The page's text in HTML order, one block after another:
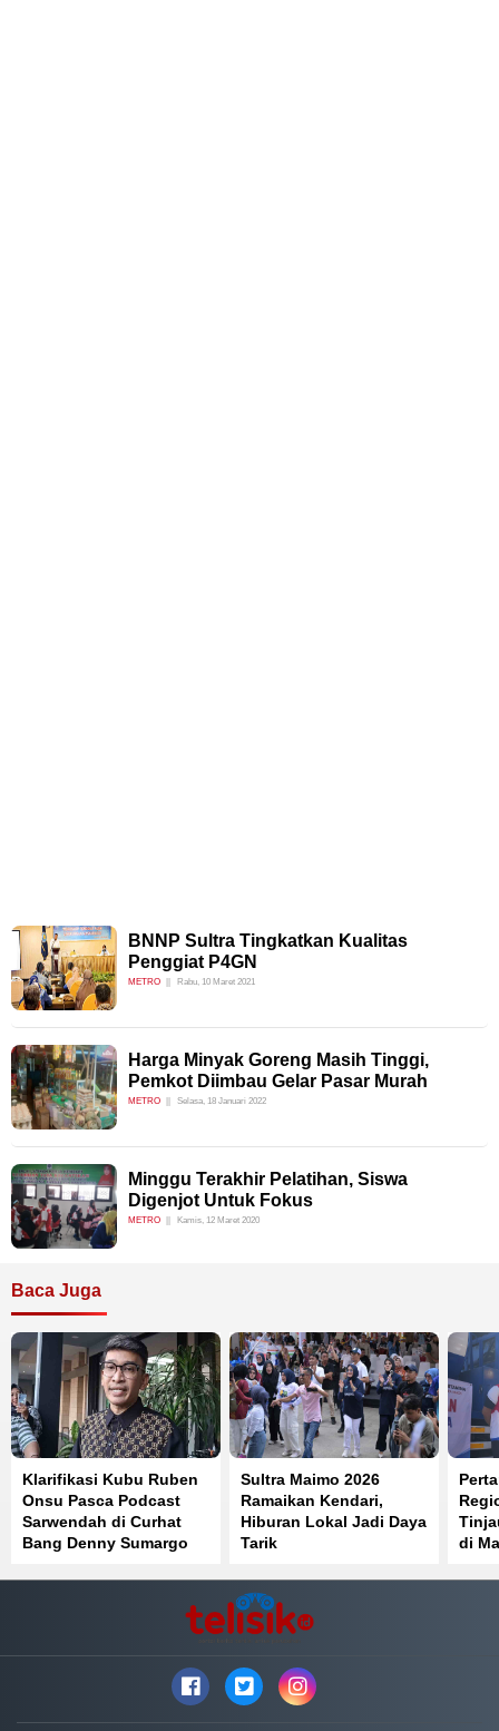
BNNP Sultra Tingkatkan Kualitas
Penggiat P4GN
METRO Rabu, 10 Maret 2021
Harga Minyak Goreng Masih Tinggi,
Pemkot Diimbau Gelar Pasar Murah
METRO Selasa, 18 Januari 2022
Minggu Terakhir Pelatihan, Siswa
Digenjot Untuk Fokus
METRO Kamis, 12 Maret 2020
Baca Juga
Klarifikasi Kubu Ruben
Onsu Pasca Podcast
Sarwendah di Curhat
Bang Denny Sumargo
Sultra Maimo 2026
Ramaikan Kendari,
Hiburan Lokal Jadi Daya
Tarik
di